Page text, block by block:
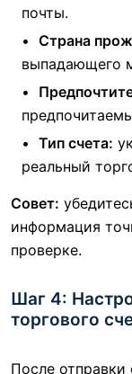
почты.
Страна
выпадающего
Тип счета:
реальный
Совет:
информация
проверке.
Шаг 4:
торгового
После